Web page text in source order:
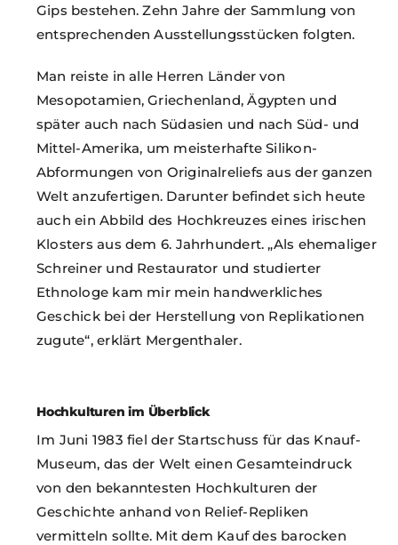
Gips bestehen. Zehn Jahre der Sammlung von
entsprechenden Ausstellungsstücken folgten.
Man reiste in alle Herren Länder von
Mesopotamien, Griechenland, Ägypten und
später auch nach Südasien und nach Süd- und
Mittel-Amerika, um meisterhafte Silikon-
Abformungen von Originalreliefs aus der ganzen
Welt anzufertigen. Darunter befindet sich heute
auch ein Abbild des Hochkreuzes eines irischen
Klosters aus dem 6. Jahrhundert. „Als ehemaliger
Schreiner und Restaurator und studierter
Ethnologe kam mir mein handwerkliches
Geschick bei der Herstellung von Replikationen
zugute“, erklärt Mergenthaler.
Hochkulturen im Überblick
Im Juni 1983 fiel der Startschuss für das Knauf-
Museum, das der Welt einen Gesamteindruck
von den bekanntesten Hochkulturen der
Geschichte anhand von Relief-Repliken
vermitteln sollte. Mit dem Kauf des barocken